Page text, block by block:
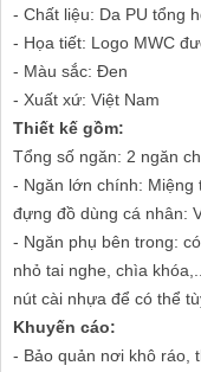
- Chất liệu: Da PU tổng
- Họa tiết: Logo MWC
- Màu sắc: Đen
- Xuất xứ: Việt Nam
Thiết kế gồm:
Tổng số ngăn: 2 ngăn
- Ngăn lớn chính: Miệng
đựng đồ dùng cá nhân:
- Ngăn phụ bên trong:
nhỏ tai nghe, chìa
nút cài nhựa để có thể
Khuyến cáo:
- Bảo quản nơi khô ráo,